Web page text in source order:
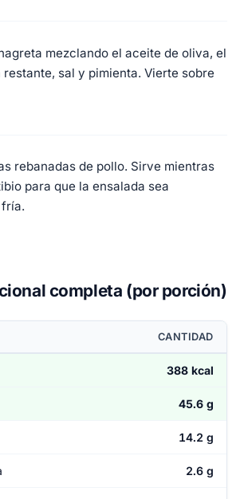
mezclando el aceite de oliva, el
restante, sal y pimienta. Vierte sobre
rebanadas de pollo. Sirve mientras
para que la ensalada sea
completa (por porción)
CANTIDAD
388 kcal
45.6 g
14.2 g
2.6 g